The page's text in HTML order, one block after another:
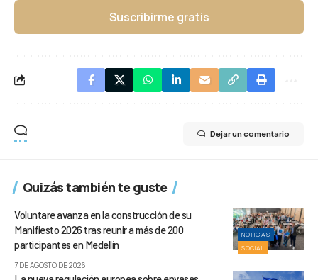
Suscribirme gratis
Dejar un comentario
Quizás también te guste
NOTICIAS
SOCIAL
Voluntare avanza en la construcción de su
Manifiesto 2026 tras reunir a más de 200
participantes en Medellín
7 DE AGOSTO DE 2026